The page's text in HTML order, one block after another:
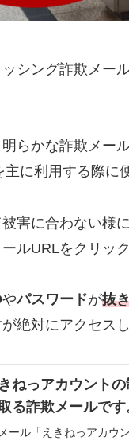
シング詐欺メー
らかな詐欺メール
に利用する際に
害に合わない様
ルURLをクリッ
やパスワードが抜
絶対にアクセス
ねっアカウント
る詐欺メールです
ール「えきねっアカウ